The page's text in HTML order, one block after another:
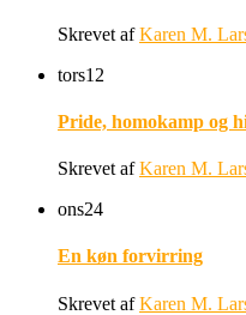
Skrevet afKaren M.
tors12
Pride, homokamp og
Skrevet afKaren M.
ons24
En køn forvirring
Skrevet afKaren M.